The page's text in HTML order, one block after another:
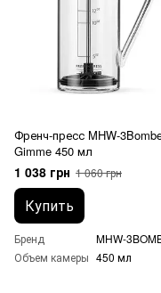
Френч-пресс MHW-
Gimme 450 мл
1 038 грн 1 060 грн
Купить
Бренд
MHW-
Объем камеры 450 мл